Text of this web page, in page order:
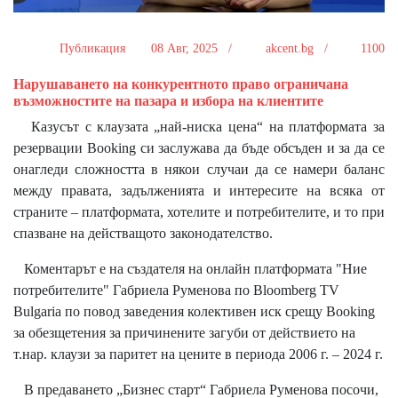
Публикация 08 Авг, 2025 / akcent.bg / 1100
Нарушаването на конкурентното право ограничана
възможностите на пазара и избора на клиентите
Казусът с клаузата „най-ниска цена“ на платформата за
резервации Booking си заслужава да бъде обсъден и за да се
онагледи сложността в някои случаи да се намери баланс
между правата, задълженията и интересите на всяка от
страните – платформата, хотелите и потребителите, и то при
спазване на действащото законодателство.
Коментарът е на създателя на онлайн платформата "Ние
потребителите" Габриела Руменова по Bloomberg TV
Bulgaria по повод заведения колективен иск срещу Booking
за обезщетения за причинените загуби от действието на
т.нар. клаузи за паритет на цените в периода 2006 г. – 2024 г.
В предаването „Бизнес старт“ Габриела Руменова посочи,